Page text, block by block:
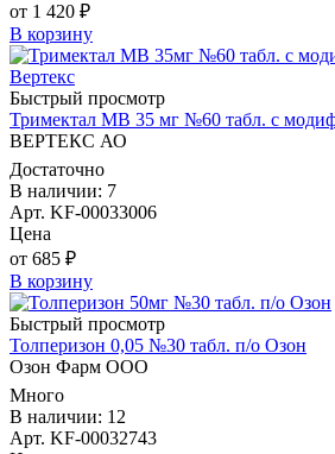
от 1 420 ₽
В корзину
Быстрый просмотр
Тримектал МВ 35 мг №60 табл. с
ВЕРТЕКС АО
Достаточно
В наличии: 7
Арт. KF-00033006
Цена
от 685 ₽
В корзину
Быстрый просмотр
Толперизон 0,05 №30 табл. п/о Озон
Озон Фарм ООО
Много
В наличии: 12
Арт. KF-00032743